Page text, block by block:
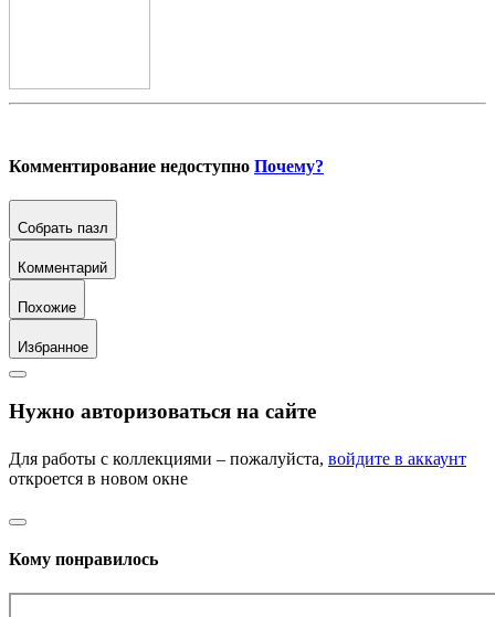
Комментирование недоступно Почему?
Собрать пазл
Комментарий
Похожие
Избранное
Нужно авторизоваться на сайте
Для работы с коллекциями – пожалуйста, войдите в аккаунт
откроется в новом окне
Кому понравилось